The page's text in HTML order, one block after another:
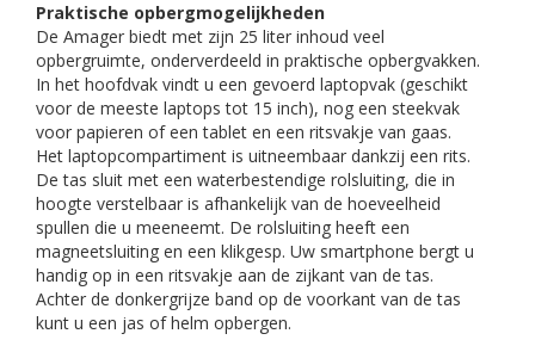
Praktische opbergmogelijkheden
De Amager biedt met zijn 25 liter inhoud veel
opbergruimte, onderverdeeld in praktische opbergvakken.
In het hoofdvak vindt u een gevoerd laptopvak (geschikt
voor de meeste laptops tot 15 inch), nog een steekvak
voor papieren of een tablet en een ritsvakje van gaas.
Het laptopcompartiment is uitneembaar dankzij een rits.
De tas sluit met een waterbestendige rolsluiting, die in
hoogte verstelbaar is afhankelijk van de hoeveelheid
spullen die u meeneemt. De rolsluiting heeft een
magneetsluiting en een klikgesp. Uw smartphone bergt u
handig op in een ritsvakje aan de zijkant van de tas.
Achter de donkergrijze band op de voorkant van de tas
kunt u een jas of helm opbergen.